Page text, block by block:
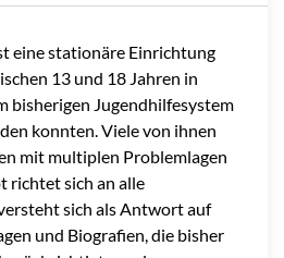
eine stationäre Einrichtung
13 und 18 Jahren in
bisherigen Jugendhilfesystem
konnten. Viele von ihnen
mit multiplen Problemlagen
richtet sich an alle
sich als Antwort auf
und Biografien, die bisher